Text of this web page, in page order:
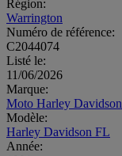
Région:
Warrington
Numéro de référence:
C2044074
Listé le:
11/06/2026
Marque:
Moto Harley Davidson
Modèle:
Harley Davidson FL
Année: